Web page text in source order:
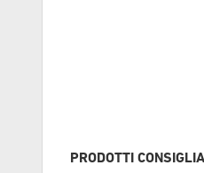
PRODOTTI